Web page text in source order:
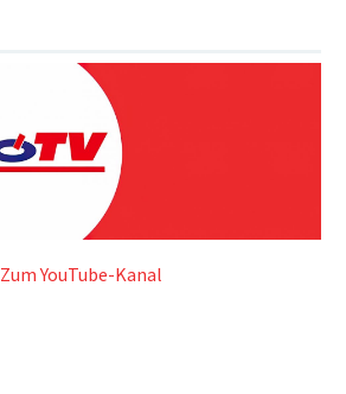
Zum YouTube-Kanal